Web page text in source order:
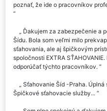
poznať, že ide o pracovníkov
Ďakujem za zabezpečenie a
Šídu. Bola som veľmi milo
sťahovania, ale aj špičkovým
spoločnosti EXTRA
odporúčať týchto pracovníkov.
Sťahovanie Šíd -Praha.
Špičkové sťahovacie služby...